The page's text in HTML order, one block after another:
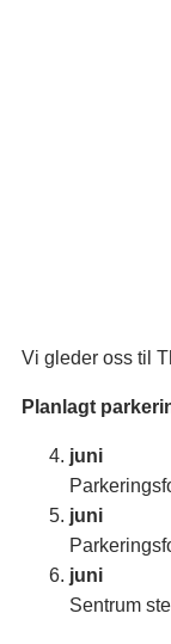
Vi gleder oss til
Planlagt
juni
juni
juni
Sentrum